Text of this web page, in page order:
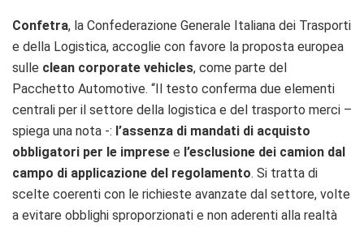
Confetra, la Confederazione Generale Italiana dei Trasporti
e della Logistica, accoglie con favore la proposta europea
sulle clean corporate vehicles, come parte del
Pacchetto Automotive. “Il testo conferma due elementi
centrali per il settore della logistica e del trasporto merci –
spiega una nota -: l’assenza di mandati di acquisto
obbligatori per le imprese e l’esclusione dei camion dal
campo di applicazione del regolamento. Si tratta di
scelte coerenti con le richieste avanzate dal settore, volte
a evitare obblighi sproporzionati e non aderenti alla realtà